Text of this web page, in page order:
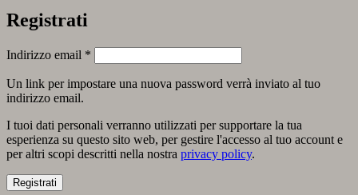
Registrati
Indirizzo email *
Un link per impostare una nuova password verrà inviato al tuo
indirizzo email.
I tuoi dati personali verranno utilizzati per supportare la tua
esperienza su questo sito web, per gestire l'accesso al tuo account e
per altri scopi descritti nella nostra privacy policy.
Registrati